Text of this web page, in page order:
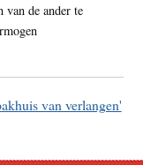
de ander te
van verlangen'